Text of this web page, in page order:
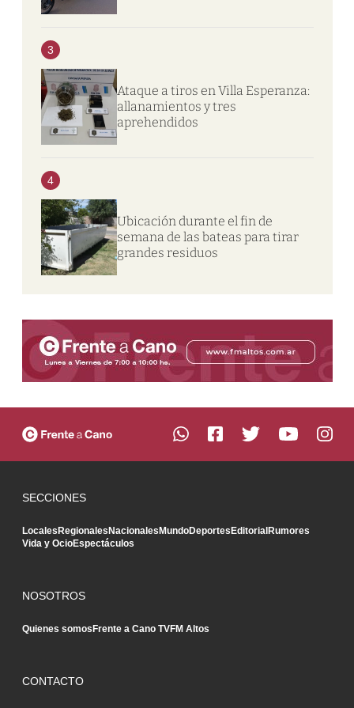
3
Ataque a tiros en Villa Esperanza:
allanamientos y tres
aprehendidos
4
Ubicación durante el fin de
semana de las bateas para tirar
grandes residuos
SECCIONES
LocalesRegionalesNacionalesMundoDeportesEditorialRumores
Vida y OcioEspectáculos
NOSOTROS
Quienes somosFrente a Cano TVFM Altos
CONTACTO